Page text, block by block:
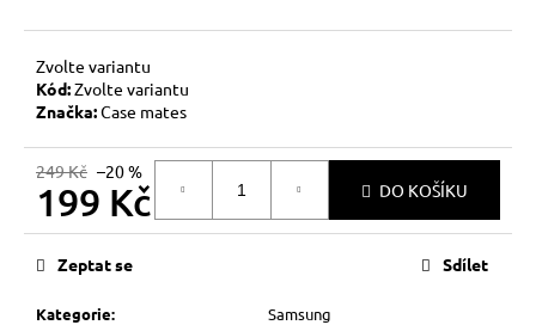
Zvolte variantu
Kód:Zvolte variantu
Značka:Case mates
249 Kč –20 %
199 Kč
Měrná
DO KOŠÍKU
Kategorie:
Samsung
Zeptat se Sdílet
r
u
u
j
e
m